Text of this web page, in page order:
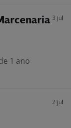
3 jul
1 ano
2 jul